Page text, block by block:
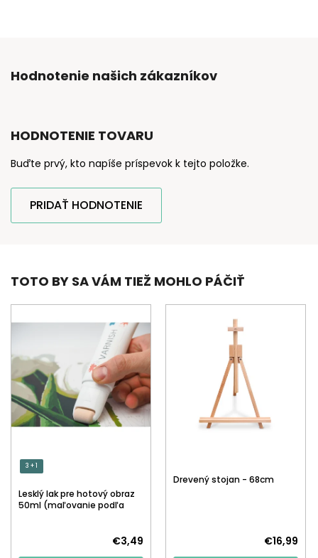
Hodnotenie našich zákazníkov
HODNOTENIE TOVARU
Buďte prvý, kto napíše príspevok k tejto položke.
PRIDAŤ HODNOTENIE
TOTO BY SA VÁM TIEŽ MOHLO PÁČIŤ
3 + 1
Lesklý lak pre hotový obraz
50ml (maľovanie podľa
€3,49
Drevený stojan - 68cm
€16,99